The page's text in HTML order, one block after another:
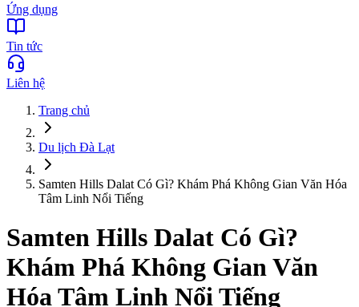
Ứng dụng
Tin tức
Liên hệ
Trang chủ
Du lịch Đà Lạt
Samten Hills Dalat Có Gì? Khám Phá Không Gian Văn Hóa
Tâm Linh Nổi Tiếng
Samten Hills Dalat Có Gì?
Khám Phá Không Gian Văn
Hóa Tâm Linh Nổi Tiếng